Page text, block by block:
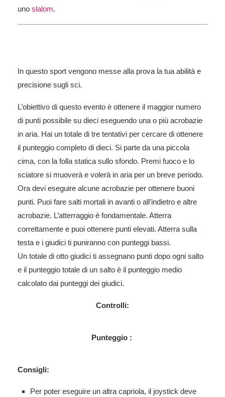
uno slalom.
In questo sport vengono messe alla prova la tua abilità e
precisione sugli sci.
L’obiettivo di questo evento è ottenere il maggior numero
di punti possibile su dieci eseguendo una o più acrobazie
in aria. Hai un totale di tre tentativi per cercare di ottenere
il punteggio completo di dieci. Si parte da una piccola
cima, con la folla statica sullo sfondo. Premi fuoco e lo
sciatore si muoverà e volerà in aria per un breve periodo.
Ora devi eseguire alcune acrobazie per ottenere buoni
punti. Puoi fare salti mortali in avanti o all’indietro e altre
acrobazie. L’atterraggio è fondamentale. Atterra
correttamente e puoi ottenere punti elevati. Atterra sulla
testa e i giudici ti puniranno con punteggi bassi.
Un totale di otto giudici ti assegnano punti dopo ogni salto
e il punteggio totale di un salto è il punteggio medio
calcolato dai punteggi dei giudici.
Controlli:
Punteggio :
Consigli:
Per poter eseguire un altra capriola, il joystick deve